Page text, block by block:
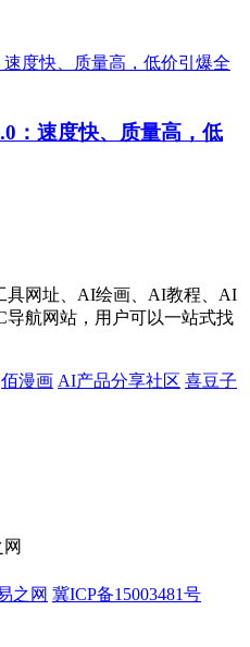
：速度快、质量高，低
具网址、AI绘画、AI教程、AI
航网站，用户可以一站式找
佰漫画 AI产品分享社区 喜豆子
之网 冀ICP备15003481号